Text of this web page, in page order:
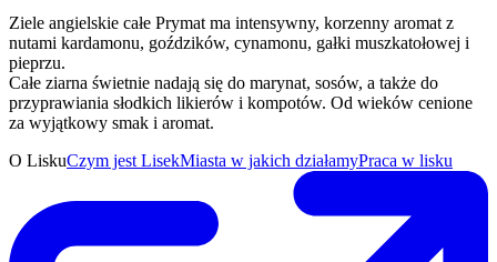
Ziele angielskie całe Prymat ma intensywny, korzenny aromat z
nutami kardamonu, goździków, cynamonu, gałki muszkatołowej i
pieprzu.
Całe ziarna świetnie nadają się do marynat, sosów, a także do
przyprawiania słodkich likierów i kompotów. Od wieków cenione
za wyjątkowy smak i aromat.
O LiskuCzym jest LisekMiasta w jakich działamyPraca w lisku